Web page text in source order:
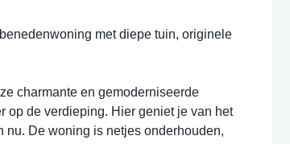
met diepe tuin, originele
charmante en gemoderniseerde
op de verdieping. Hier geniet je van het
nu. De woning is netjes onderhouden,